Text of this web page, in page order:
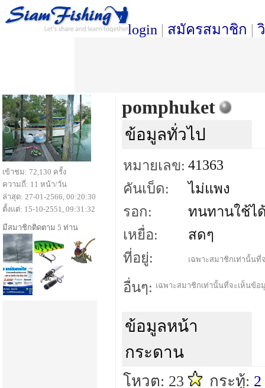
login | สมัครสมาชิก |
pomphuket
ข้อมูลทั่วไป
หมายเลข: 41363
คันเบ็ด:
ไม่แพง
รอก:
ทนทานใช้ไ
เหยื่อ:
สดๆ
ที่อยู่:
เฉพาะสมาชิกเท่านั้นที่
อื่นๆ: เฉพาะสมาชิกเท่านั้นที่จะเห็นข้อ
ข้อมูลหน้า
กระดาน
โหวต: 23 กระทู้: 2
เข้าชม: 72,130 ครั้ง
ความถี่: 11 หน้า/วัน
ล่าสุด: 27-01-2566, 00:20:30
ตั้งแต่: 15-10-2551, 09:31:32
มีสมาชิกติดตาม 5 ท่าน